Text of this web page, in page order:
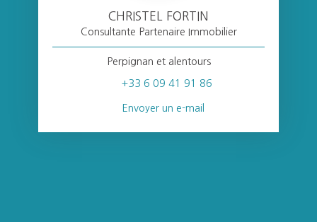
CHRISTEL FORTIN
Consultante Partenaire Immobilier
Perpignan et alentours
+33 6 09 41 91 86
Envoyer un e-mail